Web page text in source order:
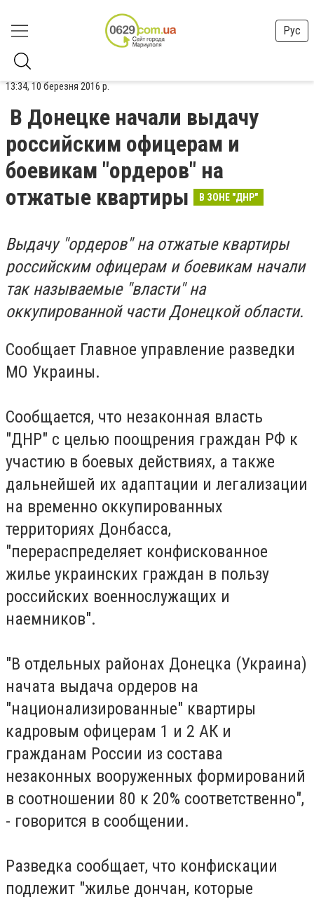
Рус
13:34, 10 березня 2016 р.
В Донецке начали выдачу
российским офицерам и
боевикам "ордеров" на
отжатые квартиры
В ЗОНЕ "ДНР"
Выдачу "ордеров" на отжатые квартиры
российским офицерам и боевикам начали
так называемые "власти" на
оккупированной части Донецкой области.
Сообщает Главное управление разведки
МО Украины.
Сообщается, что незаконная власть
"ДНР" с целью поощрения граждан РФ к
участию в боевых действиях, а также
дальнейшей их адаптации и легализации
на временно оккупированных
территориях Донбасса,
"перераспределяет конфискованное
жилье украинских граждан в пользу
российских военнослужащих и
наемников".
"В отдельных районах Донецка (Украина)
начата выдача ордеров на
"национализированные" квартиры
кадровым офицерам 1 и 2 АК и
гражданам России из состава
незаконных вооруженных формирований
в соотношении 80 к 20% соответственно",
- говорится в сообщении.
Разведка сообщает, что конфискации
подлежит "жилье дончан, которые